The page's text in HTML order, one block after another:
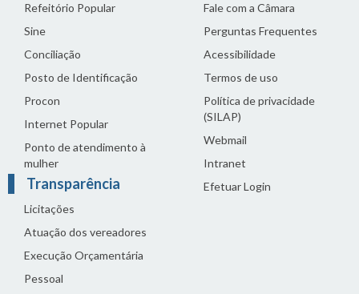
Refeitório Popular
Sine
Conciliação
Posto de Identificação
Procon
Internet Popular
Ponto de atendimento à
mulher
Transparência
Licitações
Atuação dos vereadores
Execução Orçamentária
Pessoal
Fale com a Câmara
Perguntas Frequentes
Acessibilidade
Termos de uso
Política de privacidade
(SILAP)
Webmail
Intranet
Efetuar Login